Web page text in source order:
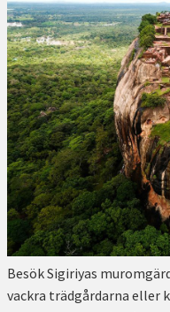
Besök Sigiriyas
vackra trädgårdarna